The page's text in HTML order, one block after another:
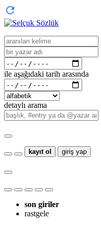
ile aşağıdaki tarih arasında
detaylı arama
kayıt ol giriş yap
son giriler
rastgele